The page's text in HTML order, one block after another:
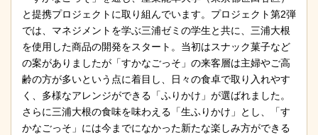
と提携プロジェクトに取り組んでいます。プロジェクト第2弾
では、マネジメントを学ぶ三浦ゼミの学生と共に、三浦大根
を使用した商品の開発をスタート。当初はスナック菓子など
の案がありましたが「すかなごっそ」の来客層は主婦やご高
齢の方が多いという点に着目し、日々の食卓で取り入れやす
く、多様なアレンジができる「ふりかけ」が選ばれました。
さらに三浦大根の食味を味わえる「生ふりかけ」とし、「す
かなごっそ」には今までになかった新たな楽しみ方ができる